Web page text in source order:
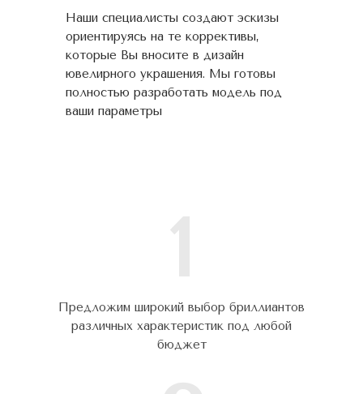
Наши специалисты создают эскизы
ориентируясь на те коррективы,
которые Вы вносите в дизайн
ювелирного украшения. Мы готовы
полностью разработать модель под
ваши параметры
Предложим широкий выбор бриллиантов
различных характеристик под любой
бюджет